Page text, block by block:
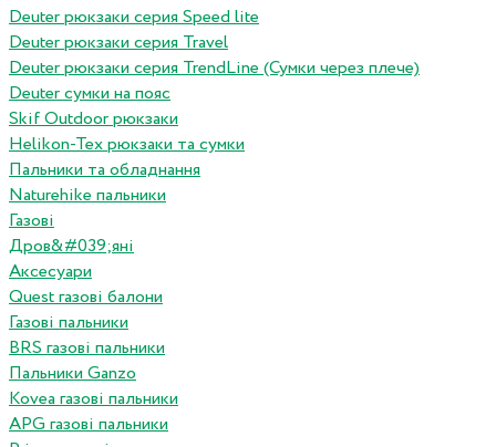
Deuter рюкзаки серия Speed lite
Deuter рюкзаки серия Travel
Deuter рюкзаки серия TrendLine (Сумки через плече)
Deuter сумки на пояс
Skif Outdoor рюкзаки
Helikon-Tex рюкзаки та сумки
Пальники та обладнання
Naturehike пальники
Газові
Дров&#039;яні
Аксесуари
Quest газові балони
Газові пальники
BRS газові пальники
Пальники Ganzo
Kovea газові пальники
APG газові пальники